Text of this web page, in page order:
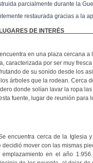
parcialmente durante la
restaurada gracias a la
DE
en una plaza cercana a
caracterizada por ser muy
de su sonido desde los
árboles que la rodean. Cerca
donde solían lavar la ropa
fuente, lugar de reunión para
encuentra cerca de la Iglesia
decidió mover con las mismas
en el año